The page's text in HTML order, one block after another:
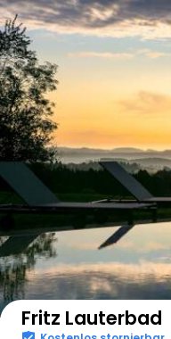
Fritz Lauterbad